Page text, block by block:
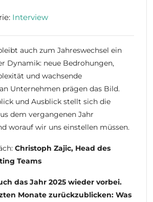
Interview
auch zum Jahreswechsel ein
Dynamik: neue Bedrohungen,
und wachsende
Unternehmen prägen das Bild.
und Ausblick stellt sich die
dem vergangenen Jahr
worauf wir uns einstellen müssen.
Christoph Zajic, Head des
Teams
das Jahr 2025 wieder vorbei.
Monate zurückzublicken: Was